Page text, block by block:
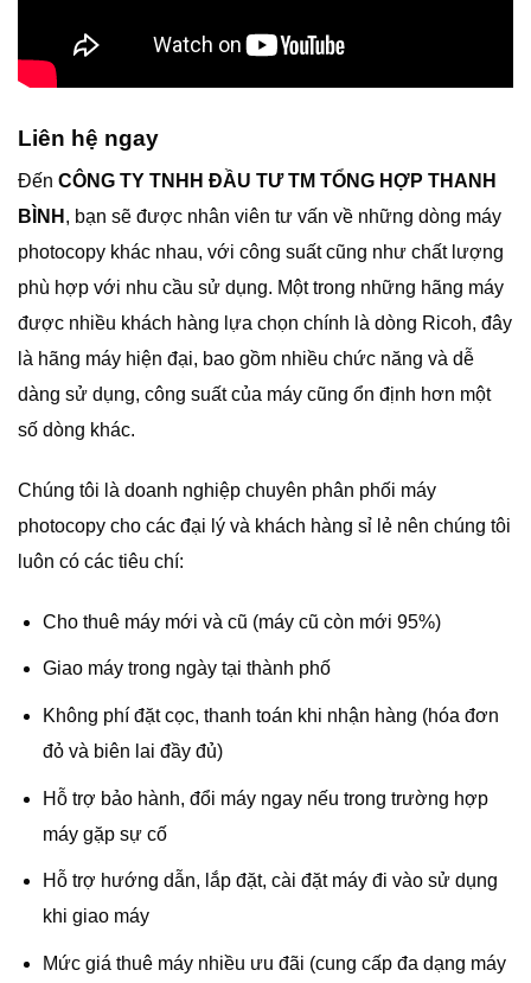
Liên hệ ngay
Đến CÔNG TY TNHH ĐẦU TƯ TM TỔNG HỢP THANH
BÌNH , bạn sẽ được nhân viên tư vấn về những dòng máy
photocopy khác nhau, với công suất cũng như chất lượng
phù hợp với nhu cầu sử dụng. Một trong những hãng máy
được nhiều khách hàng lựa chọn chính là dòng Ricoh, đây
là hãng máy hiện đại, bao gồm nhiều chức năng và dễ
dàng sử dụng, công suất của máy cũng ổn định hơn một
số dòng khác.
Chúng tôi là doanh nghiệp chuyên phân phối máy
photocopy cho các đại lý và khách hàng sỉ lẻ nên chúng tôi
luôn có các tiêu chí:
Cho thuê máy mới và cũ (máy cũ còn mới 95%)
Giao máy trong ngày tại thành phố
Không phí đặt cọc, thanh toán khi nhận hàng (hóa đơn
đỏ và biên lai đầy đủ)
Hỗ trợ bảo hành, đổi máy ngay nếu trong trường hợp
máy gặp sự cố
Hỗ trợ hướng dẫn, lắp đặt, cài đặt máy đi vào sử dụng
khi giao máy
Mức giá thuê máy nhiều ưu đãi (cung cấp đa dạng máy